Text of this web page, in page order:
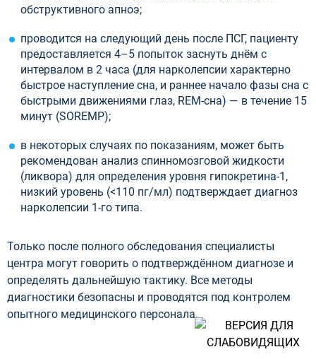
обструктивного апноэ;
проводится на следующий день после ПСГ, пациенту
предоставляется 4–5 попыток заснуть днём с
интервалом в 2 часа (для нарколепсии характерно
быстрое наступление сна, и раннее начало фазы сна с
быстрыми движениями глаз, REM-сна) — в течение 15
минут (SOREMP);
в некоторых случаях по показаниям, может быть
рекомендован анализ спинномозговой жидкости
(ликвора) для определения уровня гипокретина-1,
низкий уровень (<110 пг/мл) подтверждает диагноз
нарколепсии 1-го типа.
Только после полного обследования специалисты
центра могут говорить о подтверждённом диагнозе и
определять дальнейшую тактику. Все методы
диагностики безопасны и проводятся под контролем
опытного медицинского персонала.